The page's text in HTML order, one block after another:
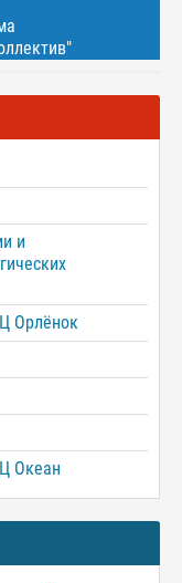
и
Орлёнок
Океан